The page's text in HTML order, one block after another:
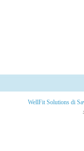
WellFit Solutions di